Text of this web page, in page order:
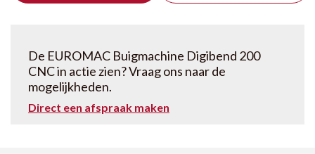
De EUROMAC Buigmachine Digibend 200
CNC in actie zien? Vraag ons naar de
mogelijkheden.
Direct een afspraak maken